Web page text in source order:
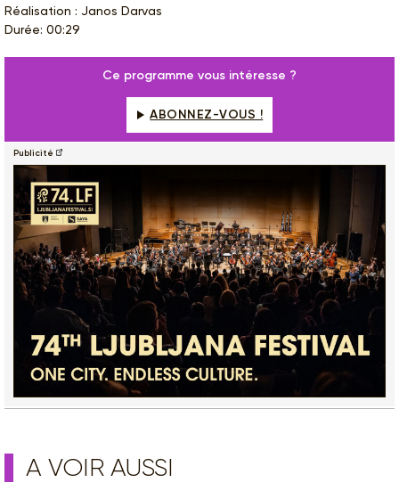
Réalisation : Janos Darvas
Durée: 00:29
Ce programme vous intéresse ?
ABONNEZ-VOUS !
Publicité
A VOIR AUSSI